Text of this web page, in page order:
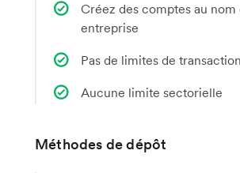
Créez des comptes au nom
entreprise
Pas de limites de transaction
Aucune limite sectorielle
Méthodes de dépôt